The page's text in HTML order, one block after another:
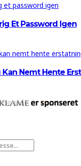
Et Password Igen
Kan Nemt Hente